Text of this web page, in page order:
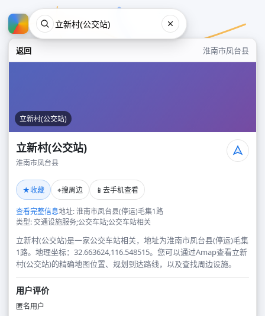
返回 淮南市凤台县
立新村(公交站)
立新村(公交站)
淮南市凤台县
★收藏 ⌖搜周边 📱 去手机查看
查看完整信息地址: 淮南市凤台县(停运)毛集1路
类型: 交通设施服务;公交车站;公交车站相关
立新村(公交站)是一家公交车站相关，地址为淮南市凤台县(停运)毛集
1路。地理坐标：32.663624,116.548515。您可以通过Amap查看立新
村(公交站)的精确地图位置、规划到达路线，以及查找周边设施。
用户评价
匿名用户